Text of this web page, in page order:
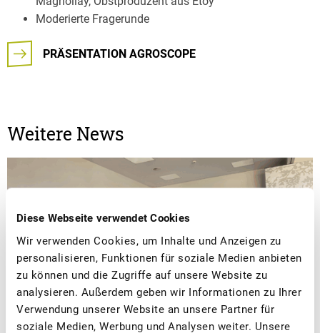
Diese Webseite verwendet Cookies
Wir verwenden Cookies, um Inhalte und Anzeigen zu
personalisieren, Funktionen für soziale Medien anbieten
zu können und die Zugriffe auf unsere Website zu
analysieren. Außerdem geben wir Informationen zu Ihrer
Verwendung unserer Website an unsere Partner für
soziale Medien, Werbung und Analysen weiter. Unsere
Moderierte Fragerunde
PRÄSENTATION AGROSCOPE
Weitere News